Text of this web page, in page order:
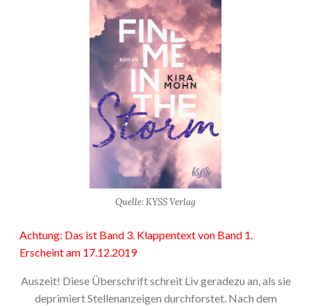
Quelle: KYSS Verlag
Achtung: Das ist Band 3. Klappentext von Band 1.
Erscheint am 17.12.2019
Auszeit! Diese Überschrift schreit Liv geradezu an, als sie
deprimiert Stellenanzeigen durchforstet. Nach dem